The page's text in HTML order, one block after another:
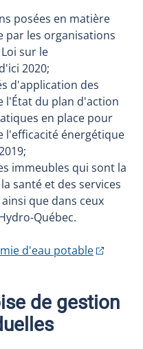
posées en matière
par les organisations
sur le
2020;
d'application des
l'État du plan d'action
en place pour
l'efficacité énergétique
immeubles qui sont la
santé et des services
que dans ceux
Québec.
d'eau potable
de gestion